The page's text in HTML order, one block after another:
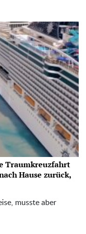
Traumkreuzfahrt
Hause zurück,
musste aber